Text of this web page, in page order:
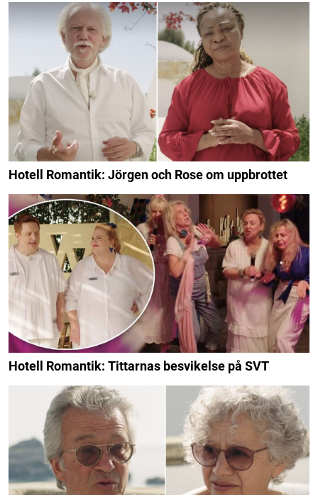
Hotell Romantik: Jörgen och Rose om uppbrottet
Hotell Romantik: Tittarnas besvikelse på SVT